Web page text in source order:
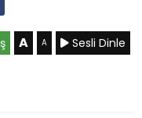
A A Sesli Dinle